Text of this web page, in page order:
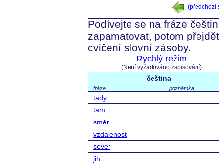
(předchozí
Podívejte se na fráze
zapamatovat, potom
cvičení slovní zásoby.
Rychlý režim
(Není vyžadováno zapisování)
čeština
fráze poznámka
tady
tam
směr
vzdálenost
sever
jih